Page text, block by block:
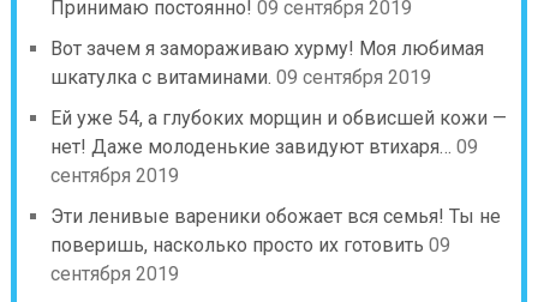
Принимаю постоянно! 09 сентября 2019
Вот зачем я замораживаю хурму! Моя любимая
шкатулка с витаминами. 09 сентября 2019
Ей уже 54, а глубоких морщин и обвисшей кожи —
нет! Даже молоденькие завидуют втихаря… 09
сентября 2019
Эти ленивые вареники обожает вся семья! Ты не
поверишь, насколько просто их готовить 09
сентября 2019